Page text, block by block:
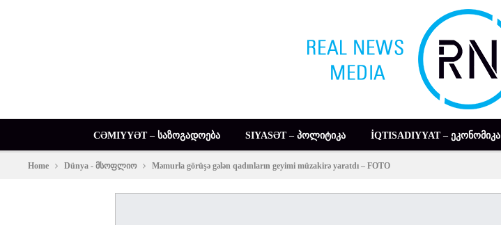
CƏMIYYƏT – ᲡᲐᲖᲝᲒᲐᲓᲝᲔᲑᲐ SIYASƏT – ᲞᲝᲚᲘᲢᲘᲙᲐ İQTISADIYYAT – ᲔᲙᲝᲜᲝᲛᲘᲙᲐ
Home Dünya - მსოფლიო Məmurla görüşə gələn qadınların geyimi müzakirə yaratdı – FOTO